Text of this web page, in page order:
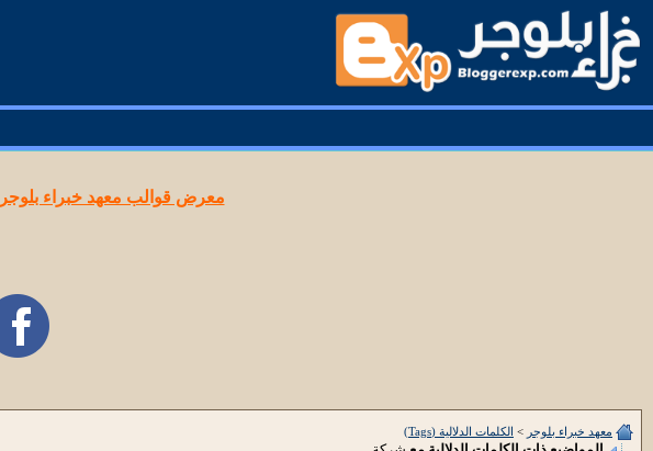
معرض قوالب معهد خبراء بلوجر
معهد خبراء بلوجر > الكلمات الدلالية (Tags)